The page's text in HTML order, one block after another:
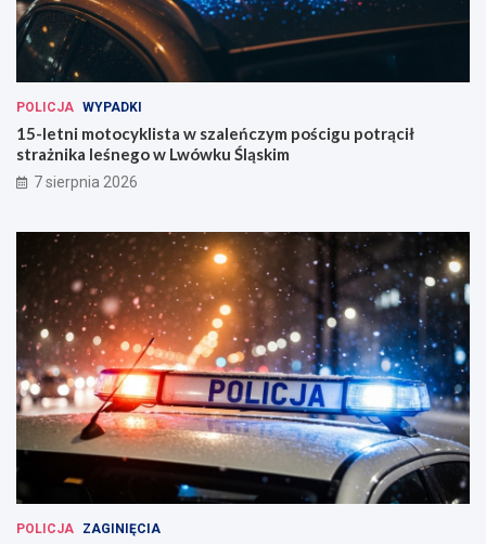
POLICJA WYPADKI
15-letni motocyklista w szaleńczym pościgu potrącił
strażnika leśnego w Lwówku Śląskim
7 sierpnia 2026
POLICJA ZAGINIĘCIA